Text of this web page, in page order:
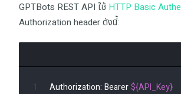
GPTBots REST API ใช้ HTTP Basic
Authorization header ดังนี้:
Authorization: Bearer ${API_Key}